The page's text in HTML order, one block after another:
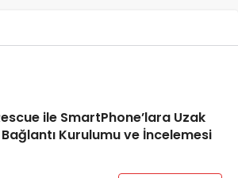
ile SmartPhone’lara Uzak
Kurulumu ve İncelemesi